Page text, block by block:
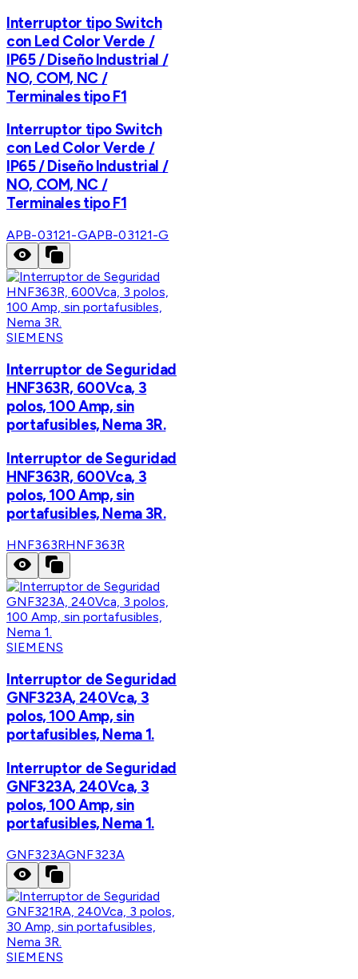
Interruptor tipo Switch
con Led Color Verde /
IP65 / Diseño Industrial /
NO, COM, NC /
Terminales tipo F1
Interruptor tipo Switch
con Led Color Verde /
IP65 / Diseño Industrial /
NO, COM, NC /
Terminales tipo F1
APB-03121-GAPB-03121-G
SIEMENS
Interruptor de Seguridad
HNF363R, 600Vca, 3
polos, 100 Amp, sin
portafusibles, Nema 3R.
Interruptor de Seguridad
HNF363R, 600Vca, 3
polos, 100 Amp, sin
portafusibles, Nema 3R.
HNF363RHNF363R
SIEMENS
Interruptor de Seguridad
GNF323A, 240Vca, 3
polos, 100 Amp, sin
portafusibles, Nema 1.
Interruptor de Seguridad
GNF323A, 240Vca, 3
polos, 100 Amp, sin
portafusibles, Nema 1.
GNF323AGNF323A
SIEMENS